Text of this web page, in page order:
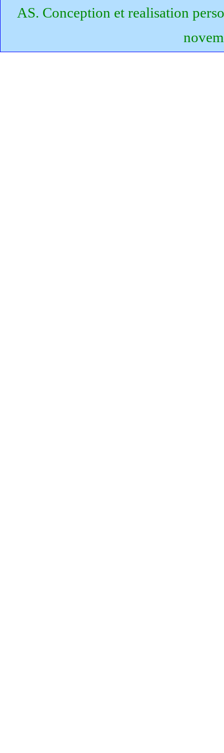
AS. Conception et realisation